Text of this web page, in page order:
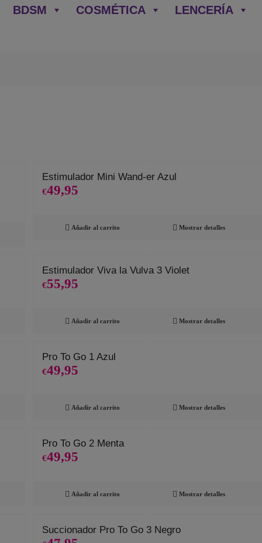
BDSM COSMÉTICA LENCERÍA
Estimulador Mini Wand-er Azul
€49,95
Añadir al carrito Mostrar detalles
Estimulador Viva la Vulva 3 Violet
€55,95
Añadir al carrito Mostrar detalles
Pro To Go 1 Azul
€49,95
Añadir al carrito Mostrar detalles
Pro To Go 2 Menta
€49,95
Añadir al carrito Mostrar detalles
Succionador Pro To Go 3 Negro